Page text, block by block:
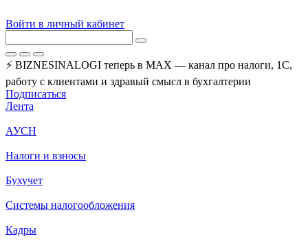
Войти в личный кабинет
⚡ BIZNESINALOGI теперь в MAX — канал про налоги, 1С,
работу с клиентами и здравый смысл в бухгалтерии
Подписаться
Лента
АУСН
Налоги и взносы
Бухучет
Системы налогообложения
Кадры